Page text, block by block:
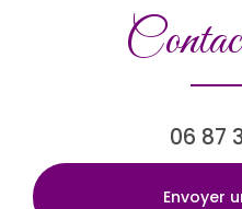
06 87
Envoyer